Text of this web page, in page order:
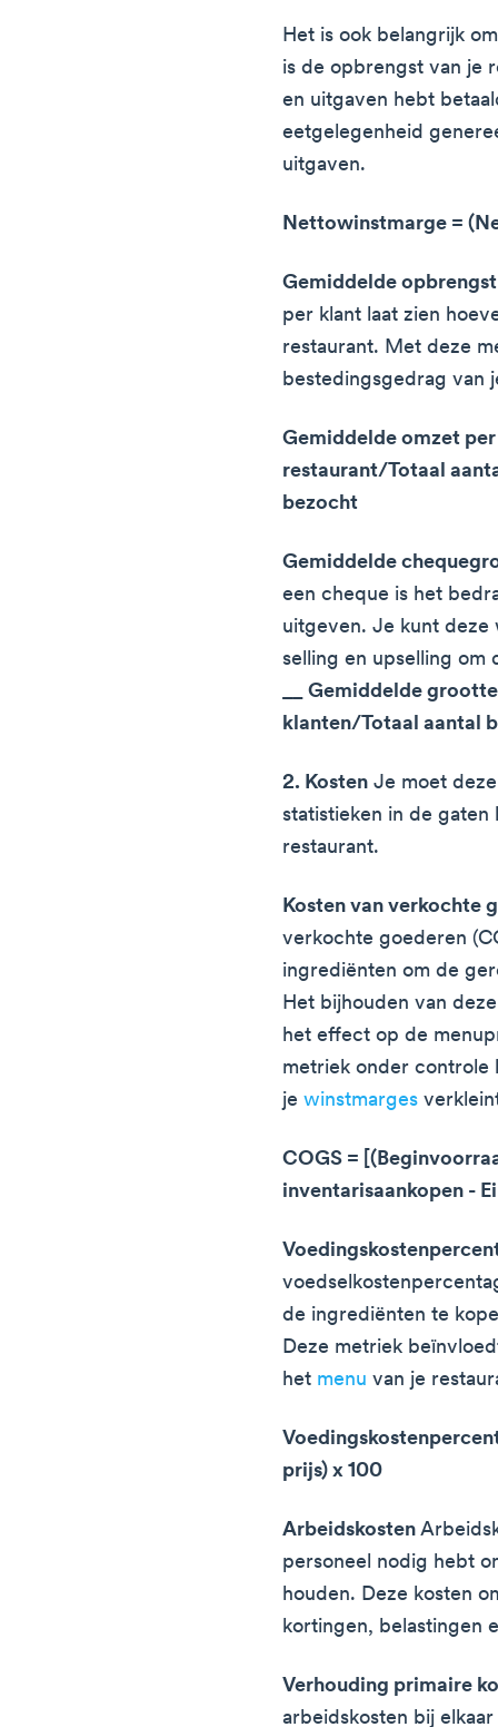
Het is ook belangrijk
is de opbrengst van je
en uitgaven hebt
eetgelegenheid
uitgaven.
Nettowinstmarge =
Gemiddelde
per klant laat zien
restaurant. Met deze
bestedingsgedrag van
Gemiddelde omzet
restaurant/Totaal
bezocht
Gemiddelde
een cheque is het
uitgeven. Je kunt deze
selling en upselling
__Gemiddelde
klanten/Totaal aantal
2. Kosten Je moet
statistieken in de
restaurant.
Kosten van verkochte
verkochte goederen
ingrediënten om de
Het bijhouden van
het effect op de
metriek onder controle
jewinstmarges
COGS =
inventarisaankopen -
de ingrediënten te
Deze metriek
het menu van je
prijs) x 100
Arbeidskosten
personeel nodig hebt
houden. Deze kosten
kortingen, belastingen
Verhouding primaire
arbeidskosten bij